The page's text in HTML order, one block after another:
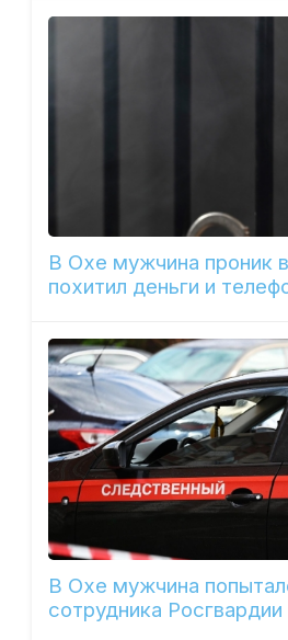
В Охе мужчина проник
похитил деньги и
В Охе мужчина
сотрудника